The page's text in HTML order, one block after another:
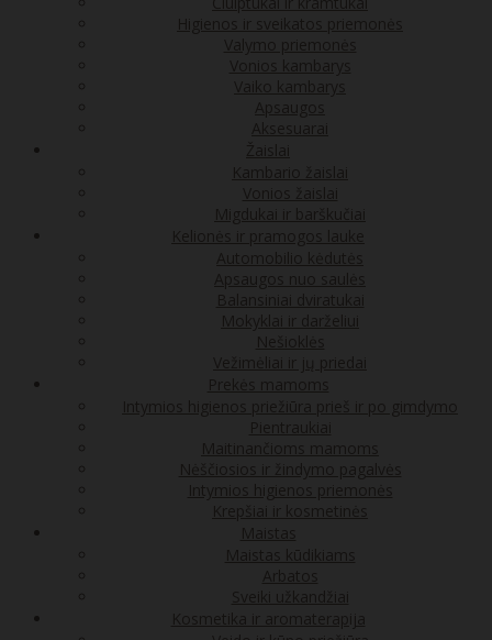
Higienos ir sveikatos priemonės
Valymo priemonės
Vonios kambarys
Vaiko kambarys
Apsaugos
Aksesuarai
Žaislai
Kambario žaislai
Vonios žaislai
Migdukai ir barškučiai
Kelionės ir pramogos lauke
Automobilio kėdutės
Apsaugos nuo saulės
Balansiniai dviratukai
Mokyklai ir darželiui
Nešioklės
Vežimėliai ir jų priedai
Prekės mamoms
Intymios higienos priežiūra prieš ir po gimdymo
Pientraukiai
Maitinančioms mamoms
Nėščiosios ir žindymo pagalvės
Intymios higienos priemonės
Krepšiai ir kosmetinės
Maistas
Maistas kūdikiams
Arbatos
Sveiki užkandžiai
Kosmetika ir aromaterapija